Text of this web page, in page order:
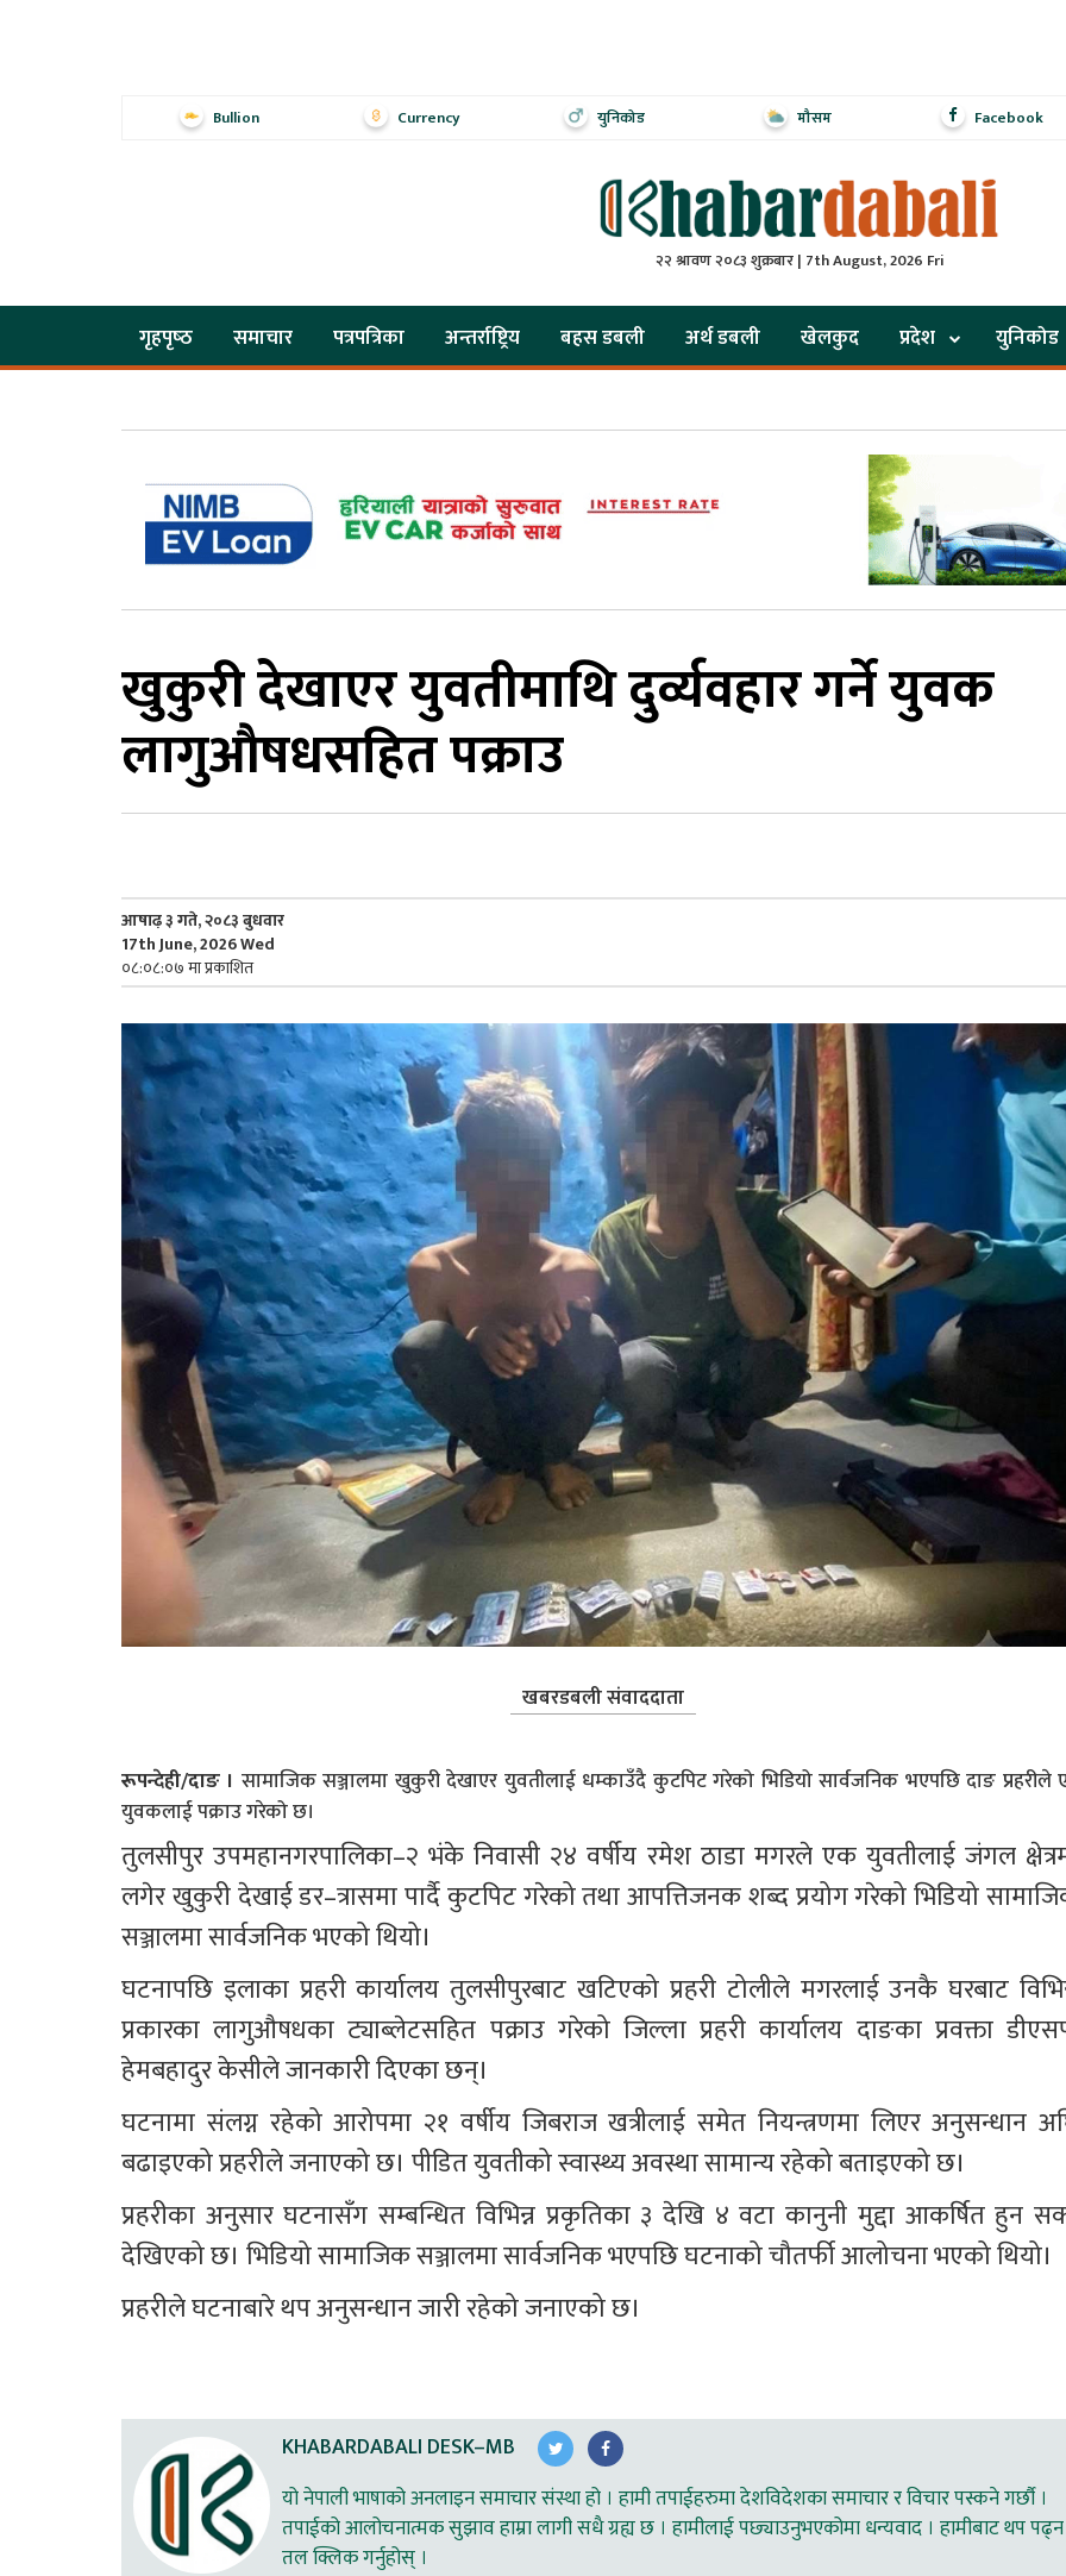
Bullion Currency युनिकोड मौसम Facebook
२२ श्रावण २०८३ शुक्रबार | 7th August, 2026 Fri
गृहपृष्‍ठ समाचार पत्रपत्रिका अन्तर्राष्ट्रिय बहस डबली अर्थ डबली खेलकुद प्रदेश युनिकोड
खुकुरी देखाएर युवतीमाथि दुर्व्यवहार गर्ने युवक
लागुऔषधसहित पक्राउ
आषाढ़ ३ गते, २०८३ बुधवार
17th June, 2026 Wed
०८:०८:०७ मा प्रकाशित
खबरडबली संवाददाता
रूपन्देही/दाङ । सामाजिक सञ्जालमा खुकुरी देखाएर युवतीलाई धम्काउँदै कुटपिट गरेको भिडियो सार्वजनिक भएपछि दाङ प्रहरीले
युवकलाई पक्राउ गरेको छ।
तुलसीपुर उपमहानगरपालिका–२ भंके निवासी २४ वर्षीय रमेश ठाडा मगरले एक युवतीलाई जंगल
लगेर खुकुरी देखाई डर–त्रासमा पार्दै कुटपिट गरेको तथा आपत्तिजनक शब्द प्रयोग गरेको भिडियो
सञ्जालमा सार्वजनिक भएको थियो।
घटनापछि इलाका प्रहरी कार्यालय तुलसीपुरबाट खटिएको प्रहरी टोलीले मगरलाई उनकै घरबाट
प्रकारका लागुऔषधका ट्याब्लेटसहित पक्राउ गरेको जिल्ला प्रहरी कार्यालय दाङका प्रवक्ता
हेमबहादुर केसीले जानकारी दिएका छन्।
घटनामा संलग्न रहेको आरोपमा २१ वर्षीय जिबराज खत्रीलाई समेत नियन्त्रणमा लिएर अनुसन्धान
बढाइएको प्रहरीले जनाएको छ। पीडित युवतीको स्वास्थ्य अवस्था सामान्य रहेको बताइएको छ।
प्रहरीका अनुसार घटनासँग सम्बन्धित विभिन्न प्रकृतिका ३ देखि ४ वटा कानुनी मुद्दा आकर्षित हुन
देखिएको छ। भिडियो सामाजिक सञ्जालमा सार्वजनिक भएपछि घटनाको चौतर्फी आलोचना भएको थियो।
प्रहरीले घटनाबारे थप अनुसन्धान जारी रहेको जनाएको छ।
KHABARDABALI DESK–MB
यो नेपाली भाषाको अनलाइन समाचार संस्था हो । हामी तपाईहरुमा देशविदेशका समाचार र विचार पस्कने गर्छौ ।
तपाईको आलोचनात्मक सुझाव हाम्रा लागी सधै ग्रह्य छ । हामीलाई पछ्याउनुभएकोमा धन्यवाद । हामीबाट थप पढ्न
तल क्लिक गर्नुहोस् ।